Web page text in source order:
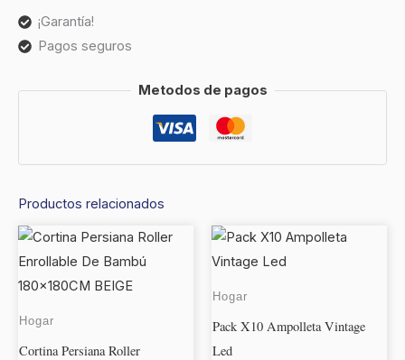
¡Garantía!
Pagos seguros
Metodos de pagos
Productos relacionados
Hogar
Cortina Persiana Roller
Hogar
Pack X10 Ampolleta Vintage
Led